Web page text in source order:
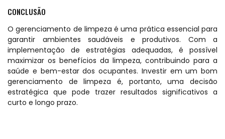
CONCLUSÃO
O gerenciamento de limpeza é uma prática essencial para
garantir ambientes saudáveis e produtivos. Com a
implementação de estratégias adequadas, é possível
maximizar os benefícios da limpeza, contribuindo para a
saúde e bem-estar dos ocupantes. Investir em um bom
gerenciamento de limpeza é, portanto, uma decisão
estratégica que pode trazer resultados significativos a
curto e longo prazo.